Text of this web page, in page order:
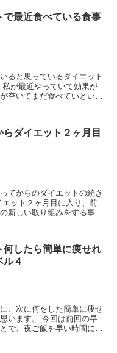
で最近食べている食事
ると思っているダイエット
空いてまだ食べていという
らダイエット２ヶ月目
てからのダイエットの続き
新しい取り組みをする事に
何したら簡単に痩せれ
ル４
、次に何をした簡単に痩せ
回は前回の早
で、夜ご飯を早い時間に食